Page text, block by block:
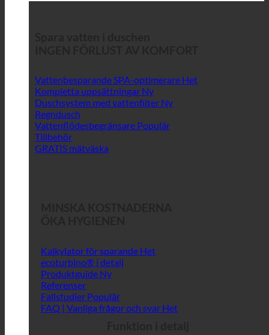
Vattenbesparande SPA-optimerare
Kompletta uppsättningar
Duschsystem med vattenfilter
Regndusch
Vattenflödesbegränsare
Tillbehör
GRATIS mätväska
Kalkylator för sparande
ecoturbino® i detalj
Produktguide
Referenser
Fallstudier
FAQ | Vanliga frågor och svar